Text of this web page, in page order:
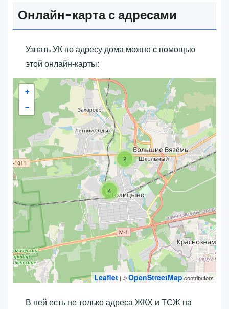
Онлайн-карта с адресами
Узнать УК по адресу дома можно с помощью
этой онлайн-карты:
2
4
+
−
Leaflet | ©OpenStreetMapcontributors
В ней есть не только адреса ЖКХ и ТСЖ на